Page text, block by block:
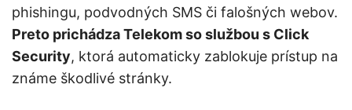
phishingu, podvodných SMS či falošných webov.
Preto prichádza Telekom so službou s Click
Security, ktorá automaticky zablokuje prístup na
známe škodlivé stránky.